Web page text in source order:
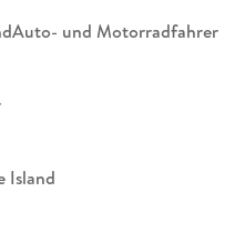
Auto- und Motorradfahrer
Island